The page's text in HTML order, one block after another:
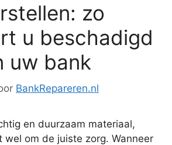
zo
u beschadigd
uw bank
BankRepareren.nl
en duurzaam materiaal,
wel om de juiste zorg. Wanneer